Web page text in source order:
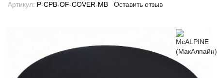
Артикул: P-CPB-OF-COVER-MB Оставить отзыв